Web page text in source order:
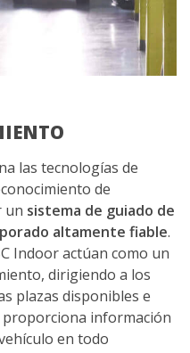
las tecnologías de
de
un sistema de guiado de
altamente fiable.
Indoor actúan como un
dirigiendo a los
plazas disponibles e
información
en todo